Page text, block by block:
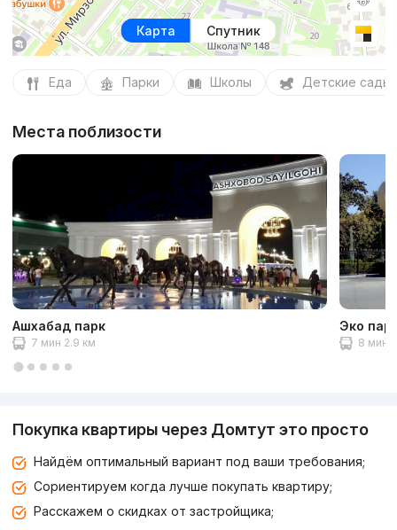
Карта Спутник
Еда Парки Школы Детские сады
Места поблизости
Ашхабад парк
7 мин 2.9 км
Эко
8 мин
Покупка квартиры через Домтут это просто
Найдём оптимальный вариант под ваши требования;
Сориентируем когда лучше покупать квартиру;
Расскажем о скидках от застройщика;